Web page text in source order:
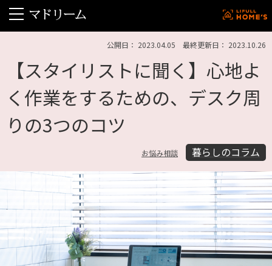
公開日： 2023.04.05 最終更新日： 2023.10.26
【スタイリストに聞く】心地よ
く作業をするための、デスク周
りの3つのコツ
お悩み相談 暮らしのコラム